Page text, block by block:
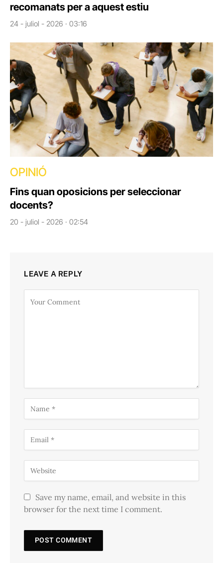
recomanats per a aquest estiu
24 - juliol - 2026 · 03:16
OPINIÓ
Fins quan oposicions per seleccionar
docents?
20 - juliol - 2026 · 02:54
LEAVE A REPLY
Save my name, email, and website in this
browser for the next time I comment.